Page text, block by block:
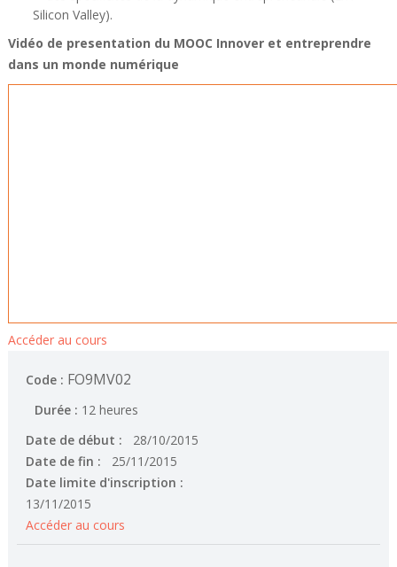
Silicon Valley).
Vidéo de presentation du MOOC Innover et entreprendre
dans un monde numérique
Accéder au cours
Code : FO9MV02
Durée : 12 heures
Date de début :
28/10/2015
Date de fin :
25/11/2015
Date limite d'inscription :
13/11/2015
Accéder au cours